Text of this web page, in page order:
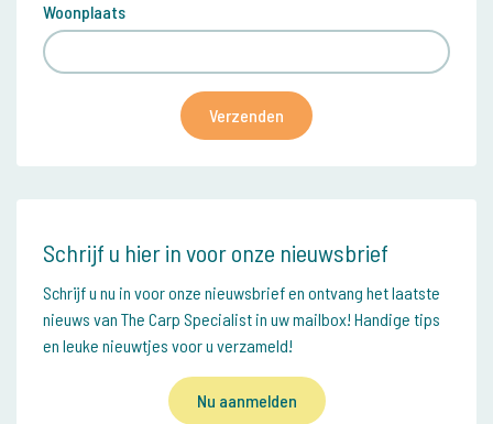
Woonplaats
Verzenden
Schrijf u hier in voor onze nieuwsbrief
Schrijf u nu in voor onze nieuwsbrief en ontvang het laatste
nieuws van The Carp Specialist in uw mailbox! Handige tips
en leuke nieuwtjes voor u verzameld!
Nu aanmelden